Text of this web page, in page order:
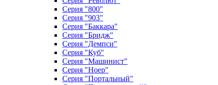
Серия "800"
Серия "903"
Серия "Баккара"
Серия "Бридж"
Серия "Демпси"
Серия "Куб"
Серия "Машинист"
Серия "Ноер"
Серия "Портальный"